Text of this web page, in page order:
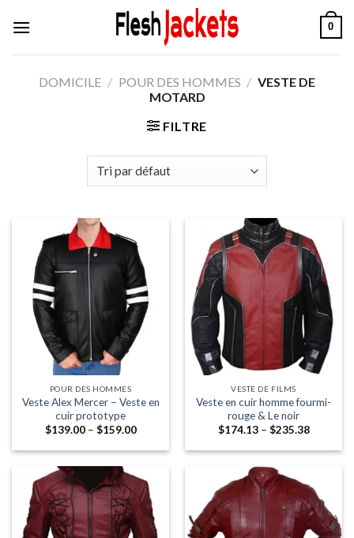
0
DOMICILE / POUR DES HOMMES / VESTE DE
MOTARD
FILTRE
POUR DES HOMMES
Veste Alex Mercer – Veste en
cuir prototype
$139.00 – $159.00Fourchette:
à
$159.00
VESTE DE FILMS
Veste en cuir homme fourmi-
rouge & Le noir
$174.13 – $235.38
à
$235.38